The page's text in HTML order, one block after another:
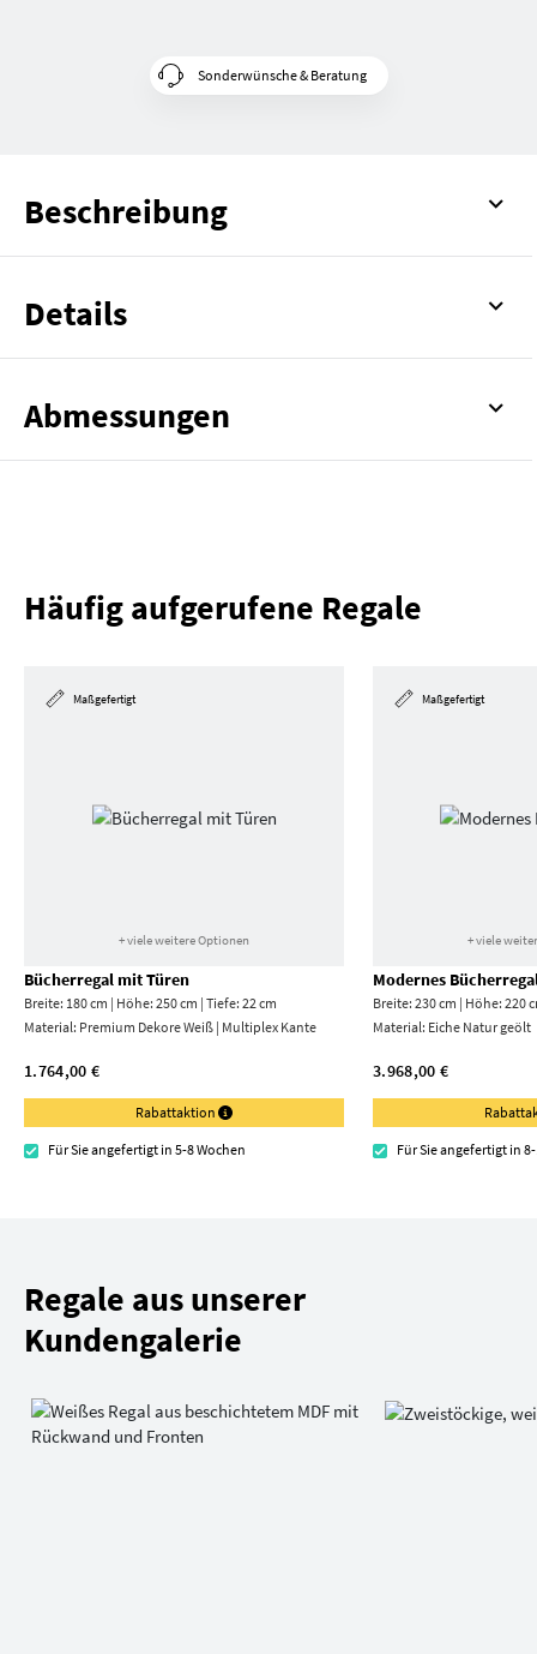
Sonderwünsche & Beratung
Beschreibung
Details
Abmessungen
Häufig aufgerufene Regale
Maßgefertigt
+ viele weitere Optionen
Bücherregal mit Türen
Breite: 180 cm | Höhe: 250 cm | Tiefe: 22 cm
Material: Premium Dekore Weiß | Multiplex Kante
1.764,00 €
Rabattaktion
Für Sie angefertigt in 5-8 Wochen
Maßgefertigt
+ viele
Modernes
Breite: 230 cm | Höhe: 220
Material: Eiche Natur geölt
3.968,00 €
Für Sie angefertigt in
Regale aus unserer
Kundengalerie